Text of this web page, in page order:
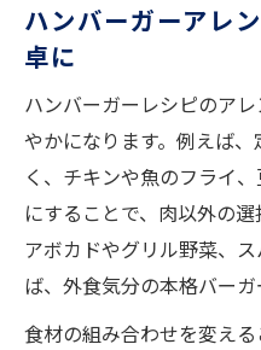
ハンバーガーアレ
卓に
ハンバーガーレシピのア
やかになります。例えば
く、チキンや魚のフライ
にすることで、肉以外の選
アボカドやグリル野菜、
ば、外食気分の本格バーガ
食材の組み合わせを変え